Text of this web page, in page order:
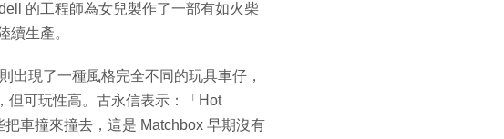
的工程師為女兒製作了一部有如火柴
續生產。
出現了一種風格完全不同的玩具車仔，
但可玩性高。古永信表示：「Hot
車撞來撞去，這是 Matchbox 早期沒有